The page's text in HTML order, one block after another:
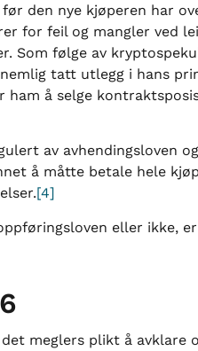
den nye kjøperen har
for feil og mangler ved
Som følge av
tatt utlegg i hans
å selge
av avhendingsloven
å måtte betale hele
[4]
eller ikke,
meglers plikt å avklare